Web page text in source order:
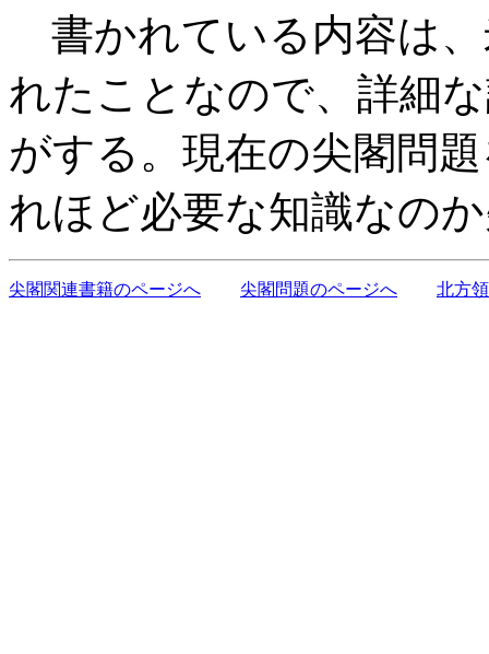
書かれている内容は
れたことなので、詳細
がする。現在の尖閣問
れほど必要な知識なの
尖閣関連書籍のページへ 尖閣問題のページへ 北方